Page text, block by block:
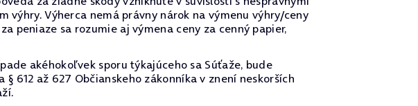
Výherca nemá právny nárok na výmenu výhry/ceny
peniaze sa rozumie aj výmena ceny za cenný papier,
akéhokoľvek sporu týkajúceho sa Súťaže, bude
612 až 627 Občianskeho zákonníka v znení neskorších